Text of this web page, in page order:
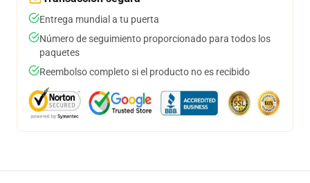
Entrega mundial a tu puerta
Número de seguimiento proporcionado para todos los
paquetes
Reembolso completo si el producto no es recibido